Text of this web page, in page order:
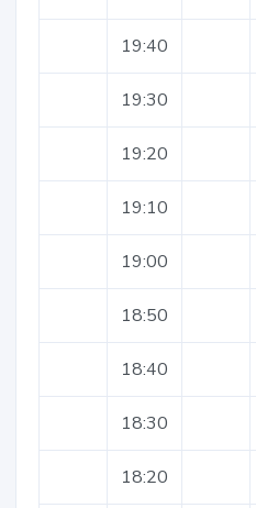
19:40
19:30
19:20
19:10
19:00
18:50
18:40
18:30
18:20